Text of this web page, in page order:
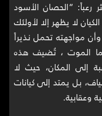
رعباً: “الحصان الأسود
لا يظهر إلا لأولئك
مواجهته تحمل نذيراً
الموت ، تُضيف هذه
إلى المكان، حيث لا
بل يمتد إلى كيانات
وعقابية.